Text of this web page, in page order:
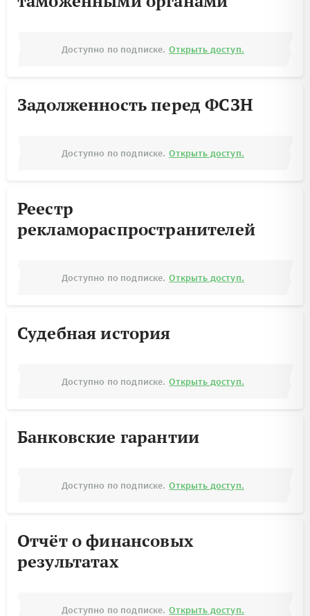
Доступно по подписке. Открыть доступ.
Задолженность перед ФСЗН
Доступно по подписке. Открыть доступ.
Реестр
рекламораспространителей
Доступно по подписке. Открыть доступ.
Судебная история
Доступно по подписке. Открыть доступ.
Банковские гарантии
Доступно по подписке. Открыть доступ.
Отчёт о финансовых
результатах
Доступно по подписке. Открыть доступ.